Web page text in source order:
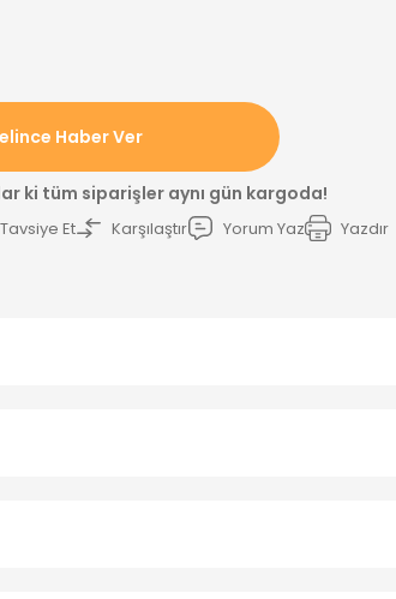
Haber Ver
ki tüm siparişler aynı gün kargoda!
Tavsiye Et Karşılaştır Yorum Yaz Yazdır